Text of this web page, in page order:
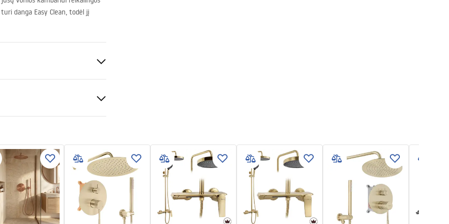
danga Easy Clean, todėl jį
baseino arba ant grindų